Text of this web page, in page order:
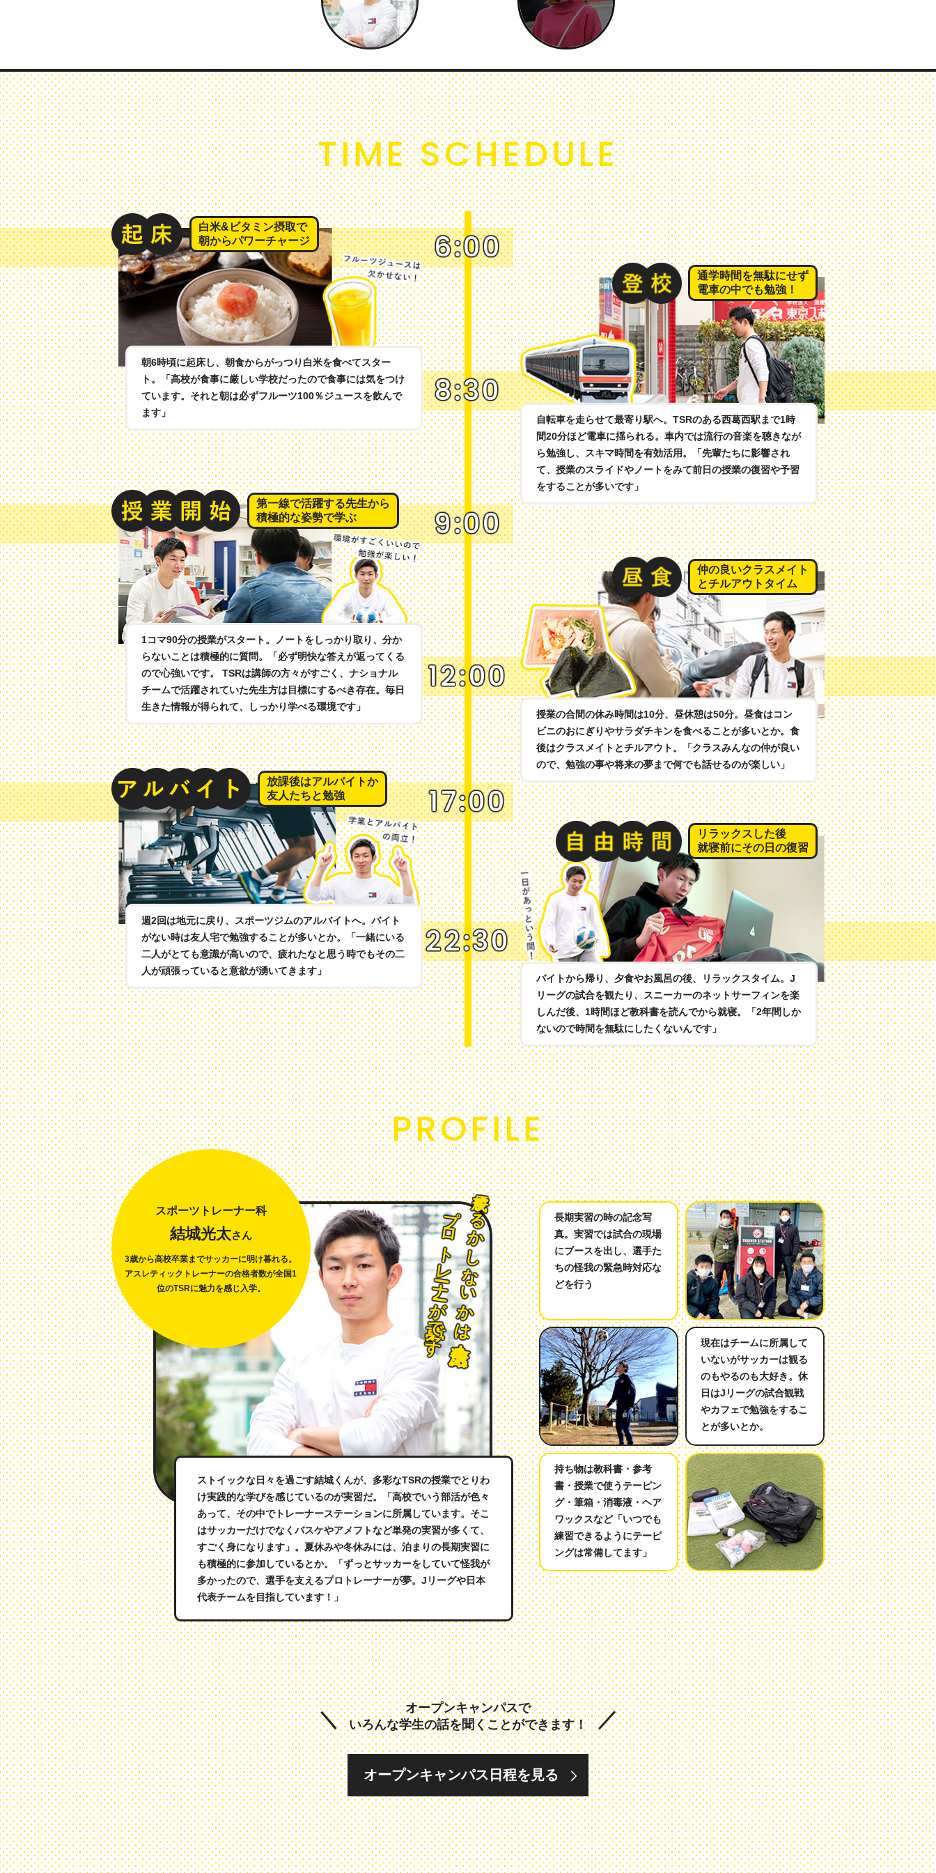
TIME SCHEDULE
6:00
白米&ビタミン摂取で
朝からパワーチャージ
朝6時頃に起床し、朝食からがっつり白米を食べてスター
ト。「高校が食事に厳しい学校だったので食事には気をつけ
ています。それと朝は必ずフルーツ100％ジュースを飲んで
ます」
8:30
通学時間を無駄にせず
電車の中でも勉強！
自転車を走らせて最寄り駅へ。TSRのある西葛西駅まで1時
間20分ほど電車に揺られる。車内では流行の音楽を聴きなが
ら勉強し、スキマ時間を有効活用。「先輩たちに影響され
て、授業のスライドやノートをみて前日の授業の復習や予習
をすることが多いです」
9:00
第一線で活躍する先生から
積極的な姿勢で学ぶ
1コマ90分の授業がスタート。ノートをしっかり取り、分か
らないことは積極的に質問。「必ず明快な答えが返ってくる
ので心強いです。 TSRは講師の方々がすごく、ナショナル
チームで活躍されていた先生方は目標にするべき存在。毎日
生きた情報が得られて、しっかり学べる環境です」
12:00
仲の良いクラスメイト
とチルアウトタイム
授業の合間の休み時間は10分、昼休憩は50分。昼食はコン
ビニのおにぎりやサラダチキンを食べることが多いとか。食
後はクラスメイトとチルアウト。「クラスみんなの仲が良い
ので、勉強の事や将来の夢まで何でも話せるのが楽しい」
17:00
放課後はアルバイトか
友人たちと勉強
週2回は地元に戻り、スポーツジムのアルバイトへ。バイト
がない時は友人宅で勉強することが多いとか。「一緒にいる
二人がとても意識が高いので、疲れたなと思う時でもその二
人が頑張っていると意欲が湧いてきます」
22:30
リラックスした後
就寝前にその日の復習
バイトから帰り、夕食やお風呂の後、リラックスタイム。J
リーグの試合を観たり、スニーカーのネットサーフィンを楽
しんだ後、1時間ほど教科書を読んでから就寝。「2年間しか
ないので時間を無駄にしたくないんです」
PROFILE
スポーツトレーナー科
結城光太さん
3歳から高校卒業までサッカーに明け暮れる。
アスレティックトレーナーの合格者数が全国1
位のTSRに魅力を感じ入学。
成長するかしないかは
自分次第！
プロトレーナーが
夢
です
ストイックな日々を過ごす結城くんが、多彩なTSRの授業でとりわ
け実践的な学びを感じているのが実習だ。「高校でいう部活が色々
あって、その中でトレーナーステーションに所属しています。そこ
はサッカーだけでなくバスケやアメフトなど単発の実習が多くて、
すごく身になります」。夏休みや冬休みには、泊まりの長期実習に
も積極的に参加しているとか。「ずっとサッカーをしていて怪我が
多かったので、選手を支えるプロトレーナーが夢。Jリーグや日本
代表チームを目指しています！」
長期実習の時の記念写
真。実習では試合の現場
にブースを出し、選手た
ちの怪我の緊急時対応な
どを行う
現在はチームに所属して
いないがサッカーは観る
のもやるのも大好き。休
日はJリーグの試合観戦
やカフェで勉強をするこ
とが多いとか。
持ち物は教科書・参考
書・授業で使うテーピン
グ・筆箱・消毒液・ヘア
ワックスなど「いつでも
練習できるようにテーピ
ングは常備してます」
オープンキャンパスで
いろんな学生の話を聞くことができます！
オープンキャンパス日程を見る